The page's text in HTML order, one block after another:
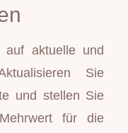
aktuelle und
Sie
und stellen Sie
für die